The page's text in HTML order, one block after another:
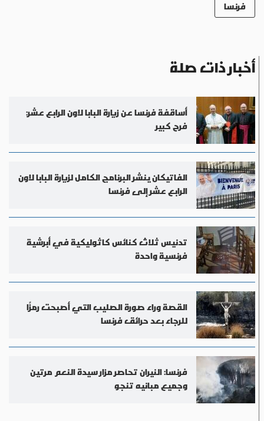
فرنسا
أخبار ذات صلة
أساقفة فرنسا عن زيارة البابا لاون الرابع عشر:
فرح كبير
الفاتيكان ينشر البرنامج الكامل لزيارة البابا لاون
الرابع عشر إلى فرنسا
تدنيس ثلاث كنائس كاثوليكية في أبرشية
فرنسية واحدة
القصة وراء صورة الصليب التي أصبحت رمزًا
للرجاء بعد حرائق فرنسا
فرنسا: النيران تحاصر مزار سيدة النعم مرتين
وجميع مبانيه تنجو